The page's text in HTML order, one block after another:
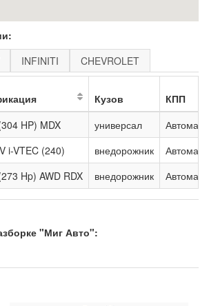
INFINITI CHEVROLET
Кузов
КПП
HP) MDX универсал
i-VTEC (240) внедорожник
Hp) AWD RDX внедорожник
"Миг Авто":